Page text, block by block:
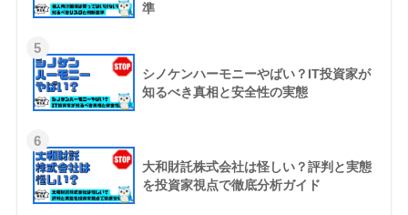
準
5
シノケンハーモニーやばい？IT投資家が
知るべき真相と安全性の実態
6
大和財託株式会社は怪しい？評判と実態
を投資家視点で徹底分析ガイド